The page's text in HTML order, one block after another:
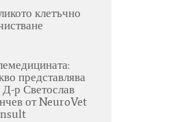
клетъчно
представлява
Д-р Светослав
от NeuroVet